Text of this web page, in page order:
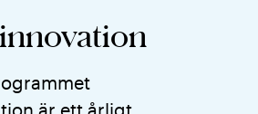
är ett årligt